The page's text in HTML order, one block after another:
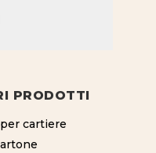
PRODOTTI
cartiere